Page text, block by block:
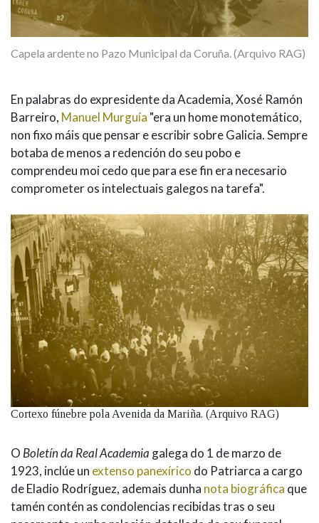
Capela ardente no Pazo Municipal da Coruña. (Arquivo RAG)
En palabras do expresidente da Academia, Xosé Ramón
Barreiro, Manuel Murguía "era un home monotemático,
non fixo máis que pensar e escribir sobre Galicia. Sempre
botaba de menos a redención do seu pobo e
comprendeu moi cedo que para ese fin era necesario
comprometer os intelectuais galegos na tarefa".
Cortexo fúnebre pola Avenida da Mariña. (Arquivo RAG)
O Boletín da Real Academia galega do 1 de marzo de
1923, inclúe un extenso panexírico do Patriarca a cargo
de Eladio Rodríguez, ademais dunha nota biográfica que
tamén contén as condolencias recibidas tras o seu